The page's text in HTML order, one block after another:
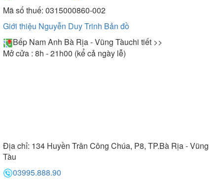
Mã số thuế: 0315000860-002
Giới thiệu Nguyễn Duy Trinh Bản đồ
Bếp Nam Anh Bà Rịa - Vũng Tàuchi tiết >>
Mở cửa : 8h - 21h00 (kể cả ngày lễ)
Địa chỉ: 134 Huyền Trân Công Chúa, P8, TP.Bà Rịa - Vũng
Tàu
03995.888.90